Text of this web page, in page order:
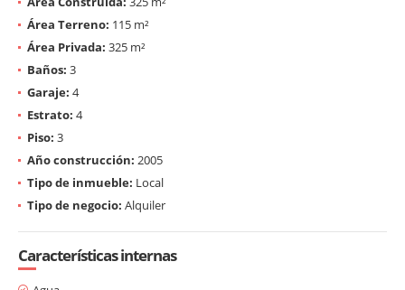
Área Terreno: 115 m²
Área Privada: 325 m²
Baños: 3
Garaje: 4
Estrato: 4
Piso: 3
Año construcción: 2005
Tipo de inmueble: Local
Tipo de negocio: Alquiler
Características internas